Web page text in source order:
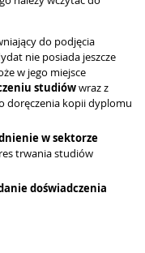
do podjęcia
nie posiada jeszcze
w jego miejsce
studiówwraz z
doręczenia kopii dyplomu
w sektorze
trwania studiów
doświadczenia